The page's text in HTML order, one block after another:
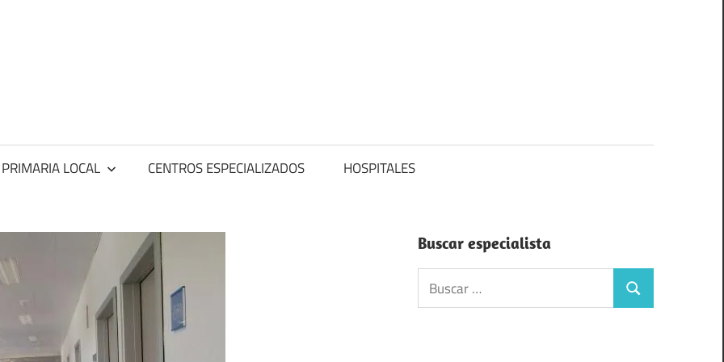
LOCAL CENTROS ESPECIALIZADOS HOSPITALES
Buscar especialista
Buscar:
Buscar